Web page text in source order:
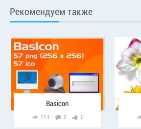
Рекомендуем также
Basicon
114 0 0